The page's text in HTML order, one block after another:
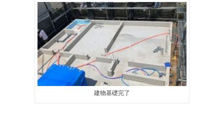
建物基礎完了